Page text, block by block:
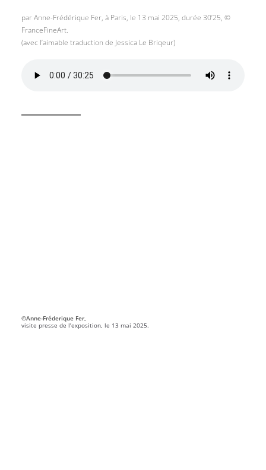
par Anne-Frédérique Fer, à Paris, le 13 mai 2025, durée 30’25, ©
FranceFineArt.
(avec l’aimable traduction de Jessica Le Briqeur)
©Anne-Fréderique Fer,
visite presse de l’exposition, le 13 mai 2025.